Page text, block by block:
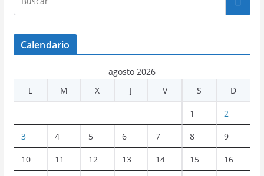
Calendario
agosto 2026
L
M X J V S D
1 2
3 4 5 6 7 8 9
10 11 12 13 14 15 16